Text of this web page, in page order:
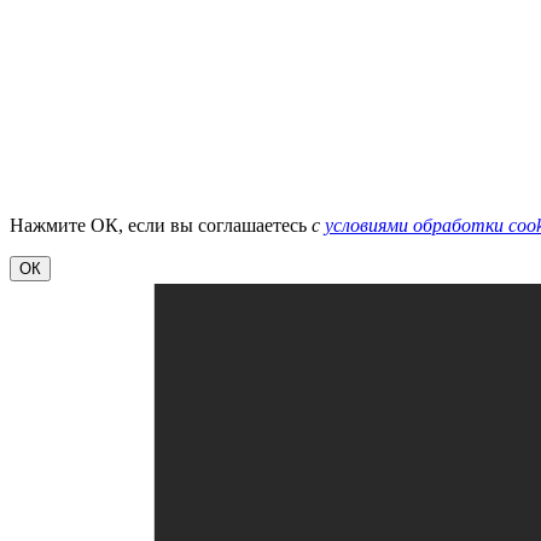
Нажмите ОК, если вы соглашаетесь с условиями обработки
ОК